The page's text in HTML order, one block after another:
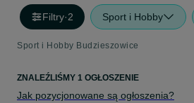
Filtry·2 Sport i Hobby
Sport i Hobby Budzieszowice
ZNALEŹLIŚMY 1 OGŁOSZENIE
Jak pozycjonowane są ogłoszenia?